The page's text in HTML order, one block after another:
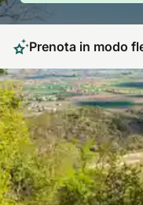
Prenota in modo
Trattamenti
I Colli Euganei
prestigiose e ricercate
naturalistico di rara